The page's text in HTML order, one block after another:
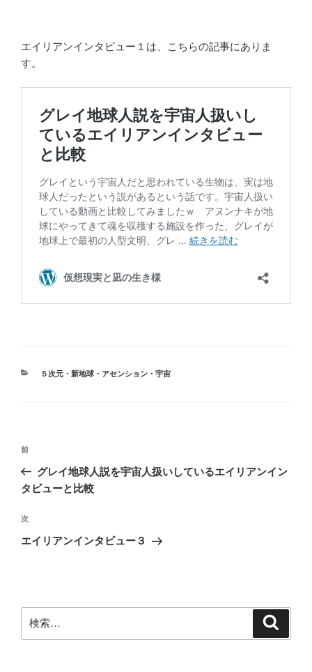
エイリアンインタビュー１は、こちらの記事にありま
す。
カ
５次元・新地球・アセンション・宇宙
投
ナ
ゲ
ー
前
の
投
前
グレイ地球人説を宇宙人扱いしているエイリアンイン
タビューと比較
次
の
次
エイリアンインタビュー３
索: